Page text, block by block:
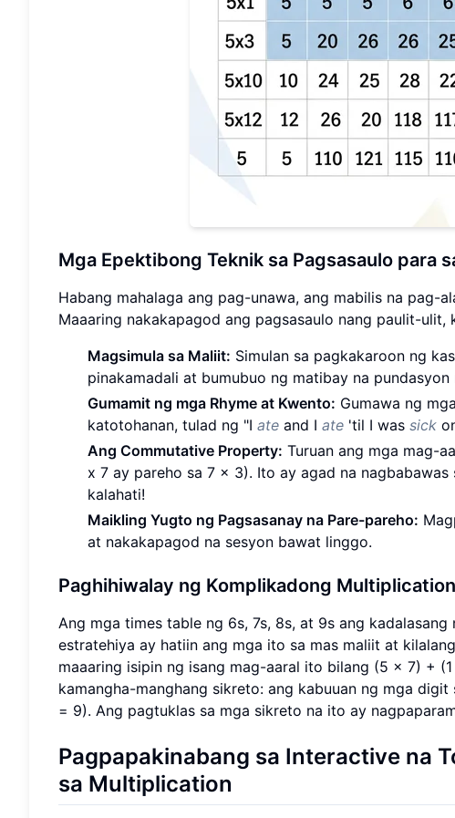
Mga Epektibong Teknik sa Pagsasaulo para
Habang mahalaga ang pag-unawa, ang mabilis na pag-
Maaaring nakakapagod ang pagsasaulo nang paulit-
Magsimula sa Maliit: Simulan sa pagkakaroon ng
pinakamadali at bumubuo ng matibay na pundasyon
Gumamit ng mga Rhyme at Kwento: Gumawa ng
katotohanan, tulad ng "I ate and I ate 'til I was sick
Ang Commutative Property: Turuan ang mga mag-
x 7 ay pareho sa 7 x 3). Ito ay agad na
kalahati!
Maikling Yugto ng Pagsasanay na Pare-pareho:
at nakakapagod na sesyon bawat linggo.
Paghihiwalay ng Komplikadong
Ang mga times table ng 6s, 7s, 8s, at 9s ang
estratehiya ay hatiin ang mga ito sa mas maliit at
maaaring isipin ng isang mag-aaral ito bilang (5 x 7) +
kamangha-manghang sikreto: ang kabuuan ng mga
= 9). Ang pagtuklas sa mga sikreto na ito ay
Pagpapakinabang sa Interactive na
sa Multiplication